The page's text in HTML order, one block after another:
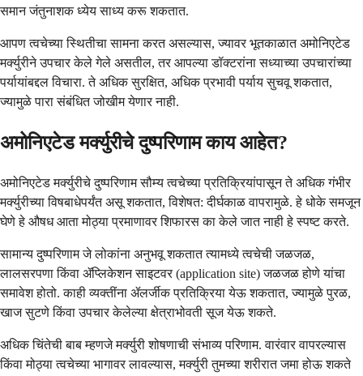
समान जंतुनाशक ध्येय साध्य करू शकतात.
आपण त्वचेच्या स्थितीचा सामना करत असल्यास, ज्यावर भूतकाळात अमोनिएटेड
मर्क्युरीने उपचार केले गेले असतील, तर आपल्या डॉक्टरांना सध्याच्या उपचारांच्या
पर्यायांबद्दल विचारा. ते अधिक सुरक्षित, अधिक प्रभावी पर्याय सुचवू शकतात,
ज्यामुळे पारा संबंधित जोखीम येणार नाही.
अमोनिएटेड मर्क्युरीचे दुष्परिणाम काय आहेत?
अमोनिएटेड मर्क्युरीचे दुष्परिणाम सौम्य त्वचेच्या प्रतिक्रियांपासून ते अधिक गंभीर
मर्क्युरीच्या विषबाधेपर्यंत असू शकतात, विशेषत: दीर्घकाळ वापरामुळे. हे धोके समजून
घेणे हे औषध आता मोठ्या प्रमाणावर शिफारस का केले जात नाही हे स्पष्ट करते.
सामान्य दुष्परिणाम जे लोकांना अनुभवू शकतात त्यामध्ये त्वचेची जळजळ,
लालसरपणा किंवा ॲप्लिकेशन साइटवर (application site) जळजळ होणे यांचा
समावेश होतो. काही व्यक्तींना ॲलर्जीक प्रतिक्रिया येऊ शकतात, ज्यामुळे पुरळ,
खाज सुटणे किंवा उपचार केलेल्या क्षेत्राभोवती सूज येऊ शकते.
अधिक चिंतेची बाब म्हणजे मर्क्युरी शोषणाची संभाव्य परिणाम. वारंवार वापरल्यास
किंवा मोठ्या त्वचेच्या भागावर लावल्यास, मर्क्युरी तुमच्या शरीरात जमा होऊ शकते